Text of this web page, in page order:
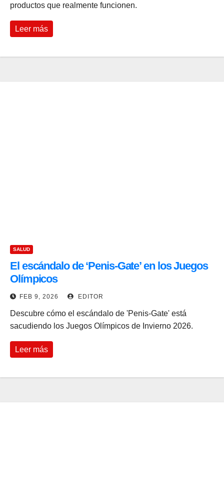
productos que realmente funcionen.
Leer más
SALUD
El escándalo de ‘Penis-Gate’ en los Juegos
Olímpicos
FEB 9, 2026 EDITOR
Descubre cómo el escándalo de 'Penis-Gate' está
sacudiendo los Juegos Olímpicos de Invierno 2026.
Leer más